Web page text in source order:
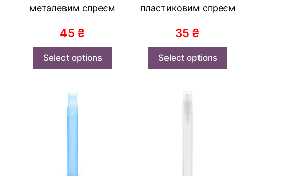
металевим спреєм
45 ₴
Select options
пластиковим спреєм
35 ₴
Select options